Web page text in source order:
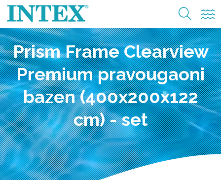
Prism Frame Clearview
Premium pravougaoni
bazen (400x200x122
cm) - set